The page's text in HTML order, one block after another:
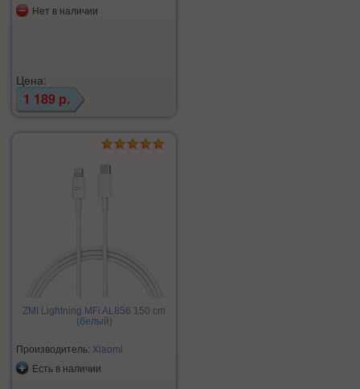
Нет в наличии
Цена:
1 189 р.
ZMI Lightning MFi AL856 150 cm
(белый)
Производитель: Xiaomi
Есть в наличии